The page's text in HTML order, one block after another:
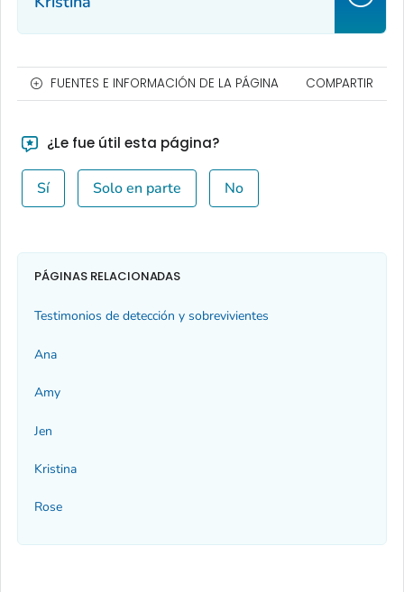
FUENTES E INFORMACIÓN DE LA PÁGINA COMPARTIR
¿Le fue útil esta página?
Sí Solo en parte No
PÁGINAS RELACIONADAS
Testimonios de detección y sobrevivientes
Ana
Amy
Jen
Kristina
Rose